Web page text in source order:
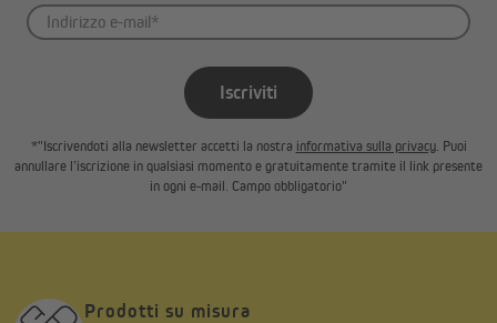
Iscriviti
*"Iscrivendoti alla newsletter accetti la nostra informativa sulla privacy. Puoi
annullare l’iscrizione in qualsiasi momento e gratuitamente tramite il link presente
in ogni e-mail. Campo obbligatorio"
Prodotti su misura